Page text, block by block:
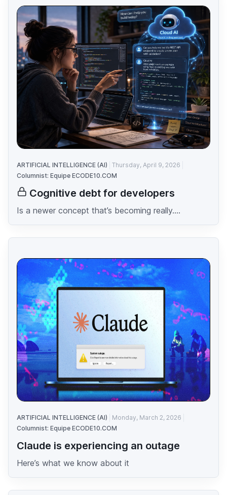
ARTIFICIAL INTELLIGENCE (AI)
Thursday, April 9, 2026
Columnist: Equipe ECODE10.COM
Cognitive debt for developers
Is a newer concept that’s becoming really....
ARTIFICIAL INTELLIGENCE (AI)
Monday, March 2, 2026
Columnist: Equipe ECODE10.COM
Claude is experiencing an outage
Here’s what we know about it